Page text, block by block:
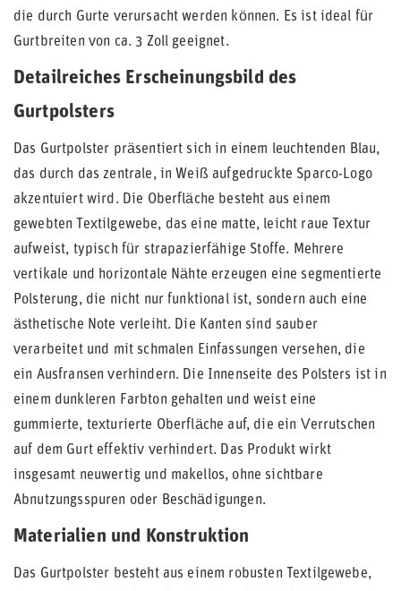
die durch Gurte verursacht werden können. Es ist ideal für
Gurtbreiten von ca. 3 Zoll geeignet.
Detailreiches Erscheinungsbild des
Gurtpolsters
Das Gurtpolster präsentiert sich in einem leuchtenden Blau,
das durch das zentrale, in Weiß aufgedruckte Sparco-Logo
akzentuiert wird. Die Oberfläche besteht aus einem
gewebten Textilgewebe, das eine matte, leicht raue Textur
aufweist, typisch für strapazierfähige Stoffe. Mehrere
vertikale und horizontale Nähte erzeugen eine segmentierte
Polsterung, die nicht nur funktional ist, sondern auch eine
ästhetische Note verleiht. Die Kanten sind sauber
verarbeitet und mit schmalen Einfassungen versehen, die
ein Ausfransen verhindern. Die Innenseite des Polsters ist in
einem dunkleren Farbton gehalten und weist eine
gummierte, texturierte Oberfläche auf, die ein Verrutschen
auf dem Gurt effektiv verhindert. Das Produkt wirkt
insgesamt neuwertig und makellos, ohne sichtbare
Abnutzungsspuren oder Beschädigungen.
Materialien und Konstruktion
Das Gurtpolster besteht aus einem robusten Textilgewebe,